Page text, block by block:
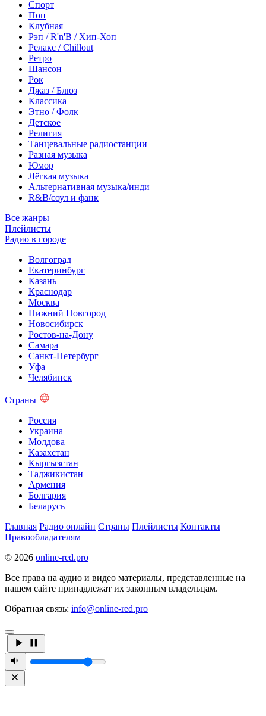
Спорт
Поп
Клубная
Рэп / R'n'B / Хип-Хоп
Релакс / Chillout
Ретро
Шансон
Рок
Джаз / Блюз
Классика
Этно / Фолк
Детское
Религия
Танцевальные радиостанции
Разная музыка
Юмор
Лёгкая музыка
Альтернативная музыка/инди
R&B/cоул и фанк
Все жанры
Плейлисты
Радио в городе
Волгоград
Екатеринбург
Казань
Краснодар
Москва
Нижний Новгород
Новосибирск
Ростов-на-Дону
Самара
Санкт-Петербург
Уфа
Челябинск
Страны
Россия
Украина
Молдова
Казахстан
Кыргызстан
Таджикистан
Армения
Болгария
Беларусь
Главная Радио онлайн Страны Плейлисты Контакты
Правообладателям
© 2026 online-red.pro
Все права на аудио и видео материалы, представленные на
нашем сайте принадлежат их законным владельцам.
Обратная связь: info@online-red.pro